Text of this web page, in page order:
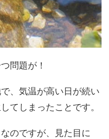
問題が！
、気温が高い日が続い
てしまったことです。
のですが、見た目に